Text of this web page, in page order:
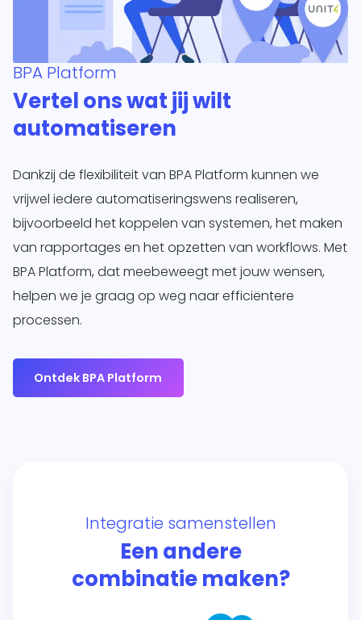
BPA Platform
Vertel ons wat jij wilt
automatiseren
Dankzij de flexibiliteit van BPA Platform kunnen we
vrijwel iedere automatiseringswens realiseren,
bijvoorbeeld het koppelen van systemen, het maken
van rapportages en het opzetten van workflows. Met
BPA Platform, dat meebeweegt met jouw wensen,
helpen we je graag op weg naar efficiëntere
processen.
Ontdek BPA Platform
Integratie samenstellen
Een andere
combinatie maken?